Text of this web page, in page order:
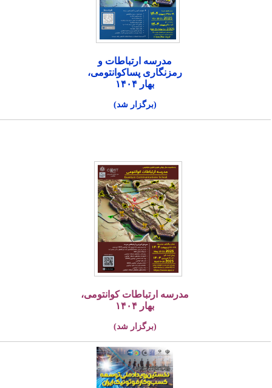
مدرسه ارتباطات و
رمزنگاری پساکوانتومی،
بهار ۱۴۰۴
(برگزار شد)
مدرسه ارتباطات کوانتومی،
بهار ۱۴۰۴
(برگزار شد)